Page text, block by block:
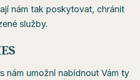
nám tak poskytovat, chránit
služby.
nám umožní nabídnout Vám ty